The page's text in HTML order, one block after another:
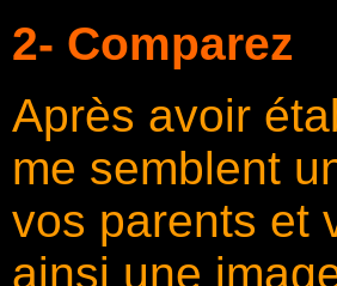
2- Comparez
Après avoir
me semblent
vos parents et
ainsi une